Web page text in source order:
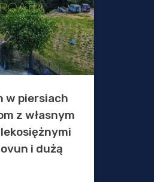
w piersiach
z własnym
i dużą